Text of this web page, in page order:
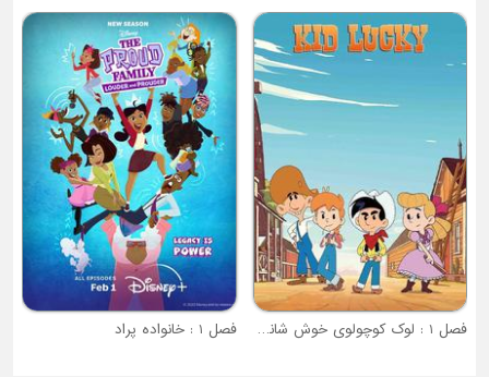
فصل 1 : لوک کوچولوی خوش شانس فصل 1 : خانواده پراد
فصل 2 : بره ناقلا